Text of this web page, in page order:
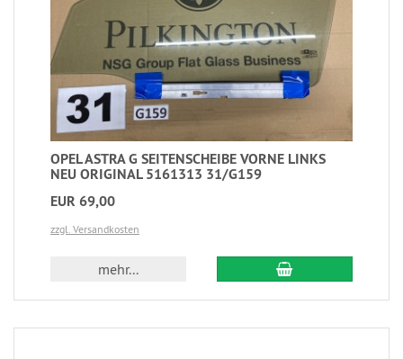
OPEL ASTRA G SEITENSCHEIBE VORNE LINKS
NEU ORIGINAL 5161313 31/G159
EUR 69,00
zzgl. Versandkosten
mehr...